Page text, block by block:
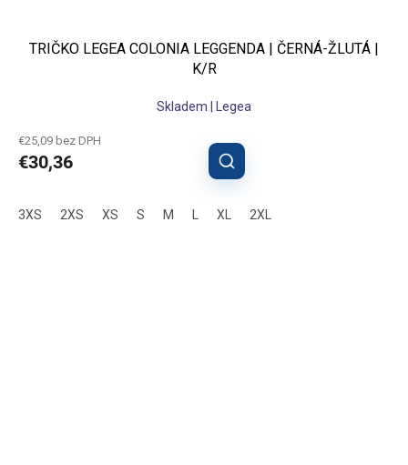
TRIČKO LEGEA COLONIA LEGGENDA | ČERNÁ-ŽLUTÁ |
K/R
Skladem | Legea
€25,09 bez DPH
€30,36
3XS 2XS XS S M XL 2XL